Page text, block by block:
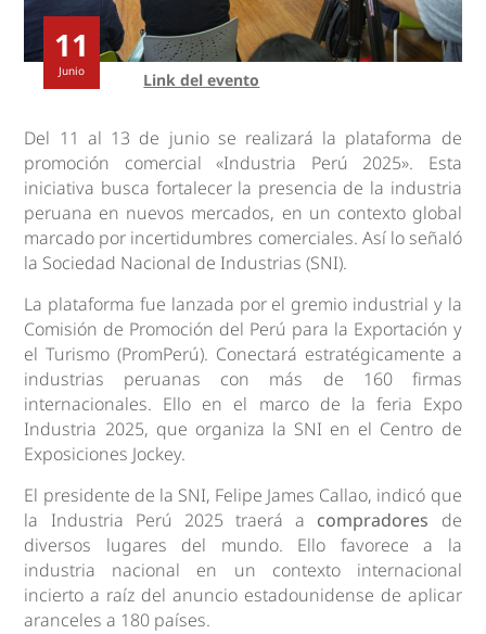
11
Junio Link del evento
Del 11 al 13 de junio se realizará la plataforma de
promoción comercial «Industria Perú 2025». Esta
iniciativa busca fortalecer la presencia de la industria
peruana en nuevos mercados, en un contexto global
marcado por incertidumbres comerciales. Así lo señaló
la Sociedad Nacional de Industrias (SNI).
La plataforma fue lanzada por el gremio industrial y la
Comisión de Promoción del Perú para la Exportación y
el Turismo (PromPerú). Conectará estratégicamente a
industrias peruanas con más de 160 firmas
internacionales. Ello en el marco de la feria Expo
Industria 2025, que organiza la SNI en el Centro de
Exposiciones Jockey.
El presidente de la SNI, Felipe James Callao, indicó que
la Industria Perú 2025 traerá a compradores de
diversos lugares del mundo. Ello favorece a la
industria nacional en un contexto internacional
incierto a raíz del anuncio estadounidense de aplicar
aranceles a 180 países.